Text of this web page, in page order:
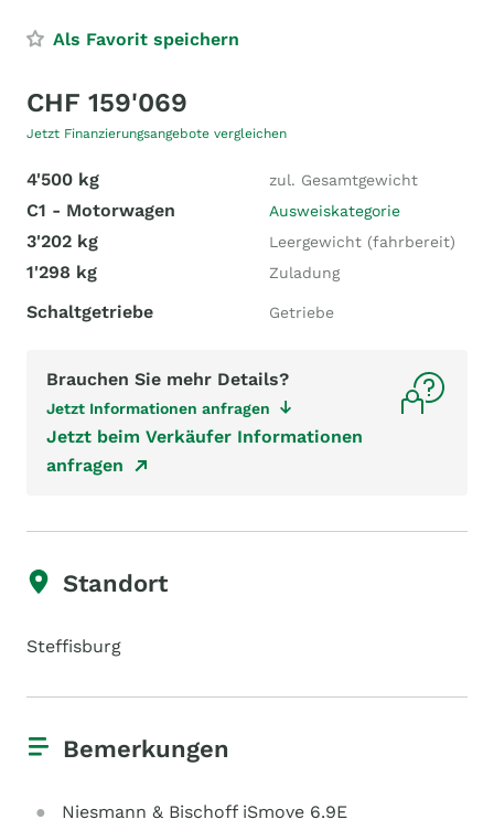
Als Favorit speichern
CHF 159'069
Jetzt Finanzierungsangebote vergleichen
4'500 kg zul. Gesamtgewicht
C1 - Motorwagen Ausweiskategorie
3'202 kg Leergewicht (fahrbereit)
1'298 kg Zuladung
Schaltgetriebe Getriebe
Brauchen Sie mehr Details?
Jetzt Informationen anfragen
Jetzt beim Verkäufer Informationen
anfragen
Standort
Steffisburg
Bemerkungen
Niesmann & Bischoff iSmove 6.9E